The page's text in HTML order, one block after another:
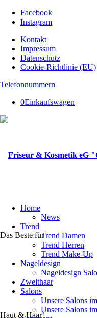
Facebook
Instagram
Kontakt
Impressum
Datenschutz
Cookie-Richtlinie (EU)
Telefonnummern
0Einkaufswagen
Das Beste für
Haut & Haar!
Home
News
Trend
Trend Damen
Trend Herren
Trend Make-Up
Nageldesign
Nageldesign
Zweithaar
Salons
Unsere Salons
Unsere Salons